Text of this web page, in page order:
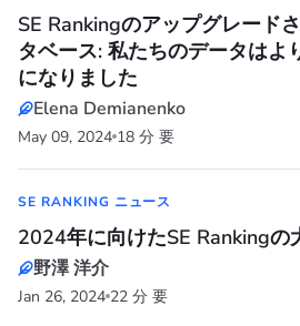
SE Rankingのアップグレード
タベース: 私たちのデータはよ
になりました
Elena Demianenko
May 09, 2024 18 分 要
SE RANKING ニュース
2024年に向けたSE Rankingの
野澤 洋介
Jan 26, 2024 22 分 要